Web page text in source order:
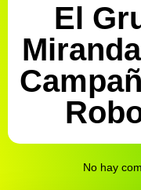
El
No hay